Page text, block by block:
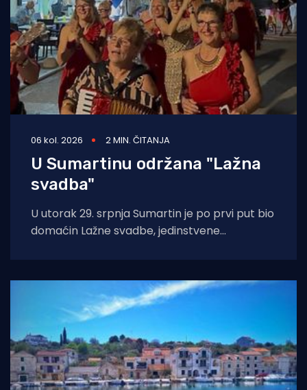
06 kol. 2026 2 MIN. ČITANJA
U Sumartinu održana "Lažna
svadba"
U utorak 29. srpnja Sumartin je po prvi put bio
domaćin Lažne svadbe, jedinstvene